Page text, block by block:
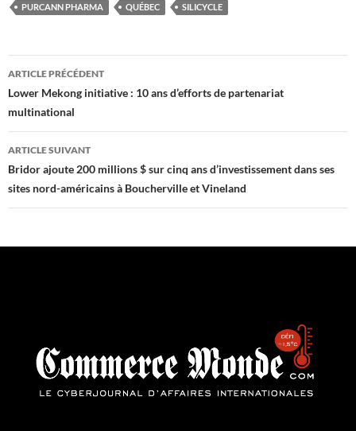
PURCANN PHARMA
QUÉBEC SILICYCLE
Navigation
des
articles
ARTICLE PRÉCÉDENT
Lower Mekong initiative : 10 ans d’efforts de partenariat
multinational
ARTICLE SUIVANT
Bridor ajoute 200 millions $ sur cinq ans d’investissement dans ses
sites nord-américains à Boucherville et Vineland